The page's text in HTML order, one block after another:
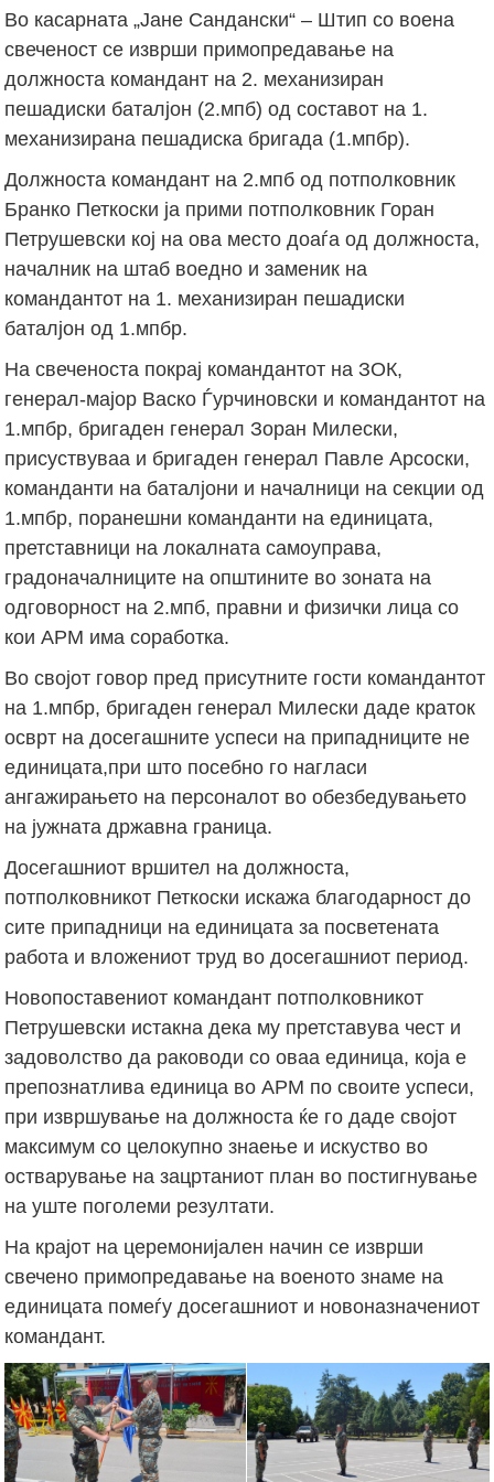
Во касарната „Јане Сандански“ – Штип со воена
свеченост се изврши примопредавање на
должноста командант на 2. механизиран
пешадиски баталјон (2.мпб) од составот на 1.
механизирана пешадиска бригада (1.мпбр).
Должноста командант на 2.мпб од потполковник
Бранко Петкоски ја прими потполковник Горан
Петрушевски кој на ова место доаѓа од должноста,
началник на штаб воедно и заменик на
командантот на 1. механизиран пешадиски
баталјон од 1.мпбр.
На свеченоста покрај командантот на ЗОК,
генерал-мајор Васко Ѓурчиновски и командантот на
1.мпбр, бригаден генерал Зоран Милески,
присуствуваа и бригаден генерал Павле Арсоски,
команданти на баталјони и началници на секции од
1.мпбр, поранешни команданти на единицата,
претставници на локалната самоуправа,
градоначалниците на општините во зоната на
одговорност на 2.мпб, правни и физички лица со
кои АРМ има соработка.
Во својот говор пред присутните гости командантот
на 1.мпбр, бригаден генерал Милески даде краток
осврт на досегашните успеси на припадниците не
единицата,при што посебно го нагласи
ангажирањето на персоналот во обезбедувањето
на јужната државна граница.
Досегашниот вршител на должноста,
потполковникот Петкоски искажа благодарност до
сите припадници на единицата за посветената
работа и вложениот труд во досегашниот период.
Новопоставениот командант потполковникот
Петрушевски истакна дека му претставува чест и
задоволство да раководи со оваа единица, која е
препознатлива единица во АРМ по своите успеси,
при извршување на должноста ќе го даде својот
максимум со целокупно знаење и искуство во
остварување на зацртаниот план во постигнување
на уште поголеми резултати.
На крајот на церемонијален начин се изврши
свечено примопредавање на военото знаме на
единицата помеѓу досегашниот и новоназначениот
командант.